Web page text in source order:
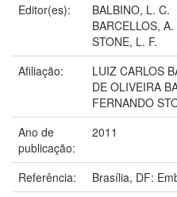
Editor(es):
BALBINO, L. C.
BARCELLOS,
STONE, L. F.
Afiliação:
LUIZ CARLOS
DE OLIVEIRA
FERNANDO
Ano de
publicação:
2011
Referência:
Brasília, DF: